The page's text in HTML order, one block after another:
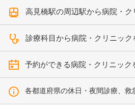
高見橋駅の周辺駅から病院・ク
診療科目から病院・クリニック
予約ができる病院・クリニック
各都道府県の休日・夜間診療、救